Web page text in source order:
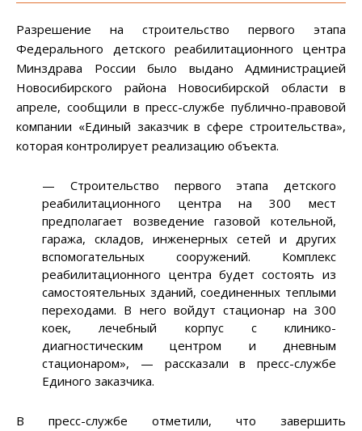
Разрешение на строительство первого этапа
Федерального детского реабилитационного центра
Минздрава России было выдано Администрацией
Новосибирского района Новосибирской области в
апреле, сообщили в пресс-службе публично-правовой
компании «Единый заказчик в сфере строительства»,
которая контролирует реализацию объекта.
— Строительство первого этапа детского
реабилитационного центра на 300 мест
предполагает возведение газовой котельной,
гаража, складов, инженерных сетей и других
вспомогательных сооружений. Комплекс
реабилитационного центра будет состоять из
самостоятельных зданий, соединенных теплыми
переходами. В него войдут стационар на 300
коек, лечебный корпус с клинико-
диагностическим центром и дневным
стационаром», — рассказали в пресс-службе
Единого заказчика.
В пресс-службе отметили, что завершить